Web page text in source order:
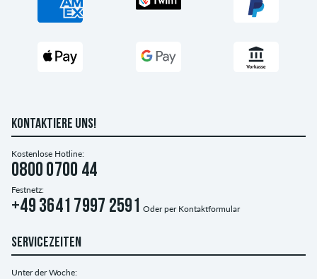
KONTAKTIERE UNS!
Kostenlose Hotline:
0800 0700 44
Festnetz:
+49 3641 7997 2591 Oder per Kontaktformular
SERVICEZEITEN
Unter der Woche: